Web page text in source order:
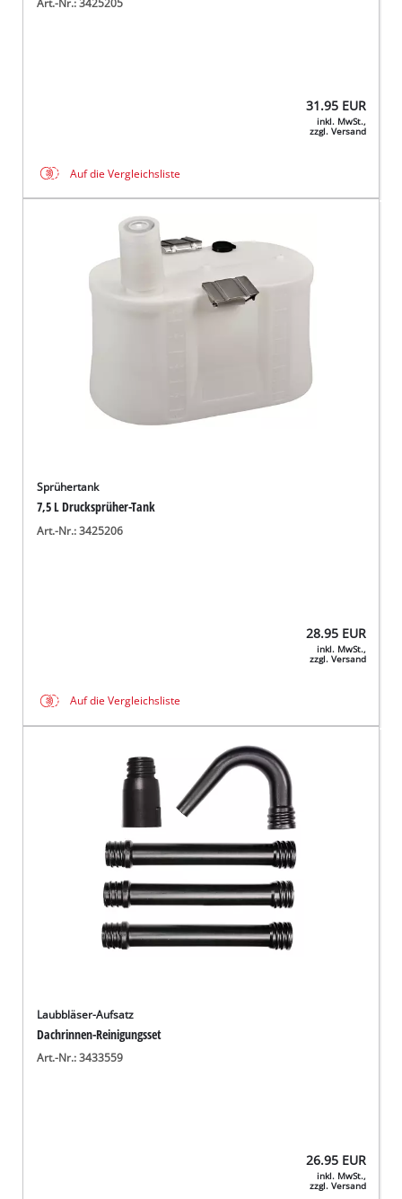
Art.-Nr.: 3425205
31.95 EUR
inkl. MwSt.,
zzgl. Versand
Auf die Vergleichsliste
Sprühertank
7,5 L Drucksprüher-Tank
Art.-Nr.: 3425206
28.95 EUR
inkl. MwSt.,
zzgl. Versand
Auf die Vergleichsliste
Laubbläser-Aufsatz
Dachrinnen-Reinigungsset
Art.-Nr.: 3433559
26.95 EUR
inkl. MwSt.,
zzgl. Versand